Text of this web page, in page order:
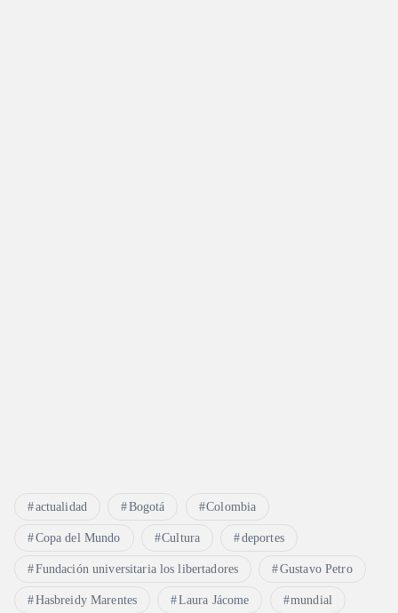
actualidad Bogotá Colombia
Copa del Mundo Cultura deportes
Fundación universitaria los libertadores Gustavo Petro
Hasbreidy Marentes Laura Jácome mundial